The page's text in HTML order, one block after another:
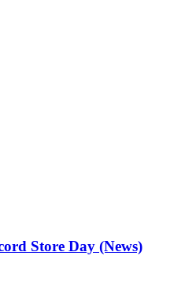
Store Day (News)